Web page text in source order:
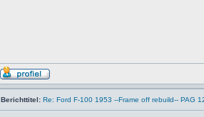
Berichttitel: Re: Ford F-100 1953 --Frame off rebuild-- PAG